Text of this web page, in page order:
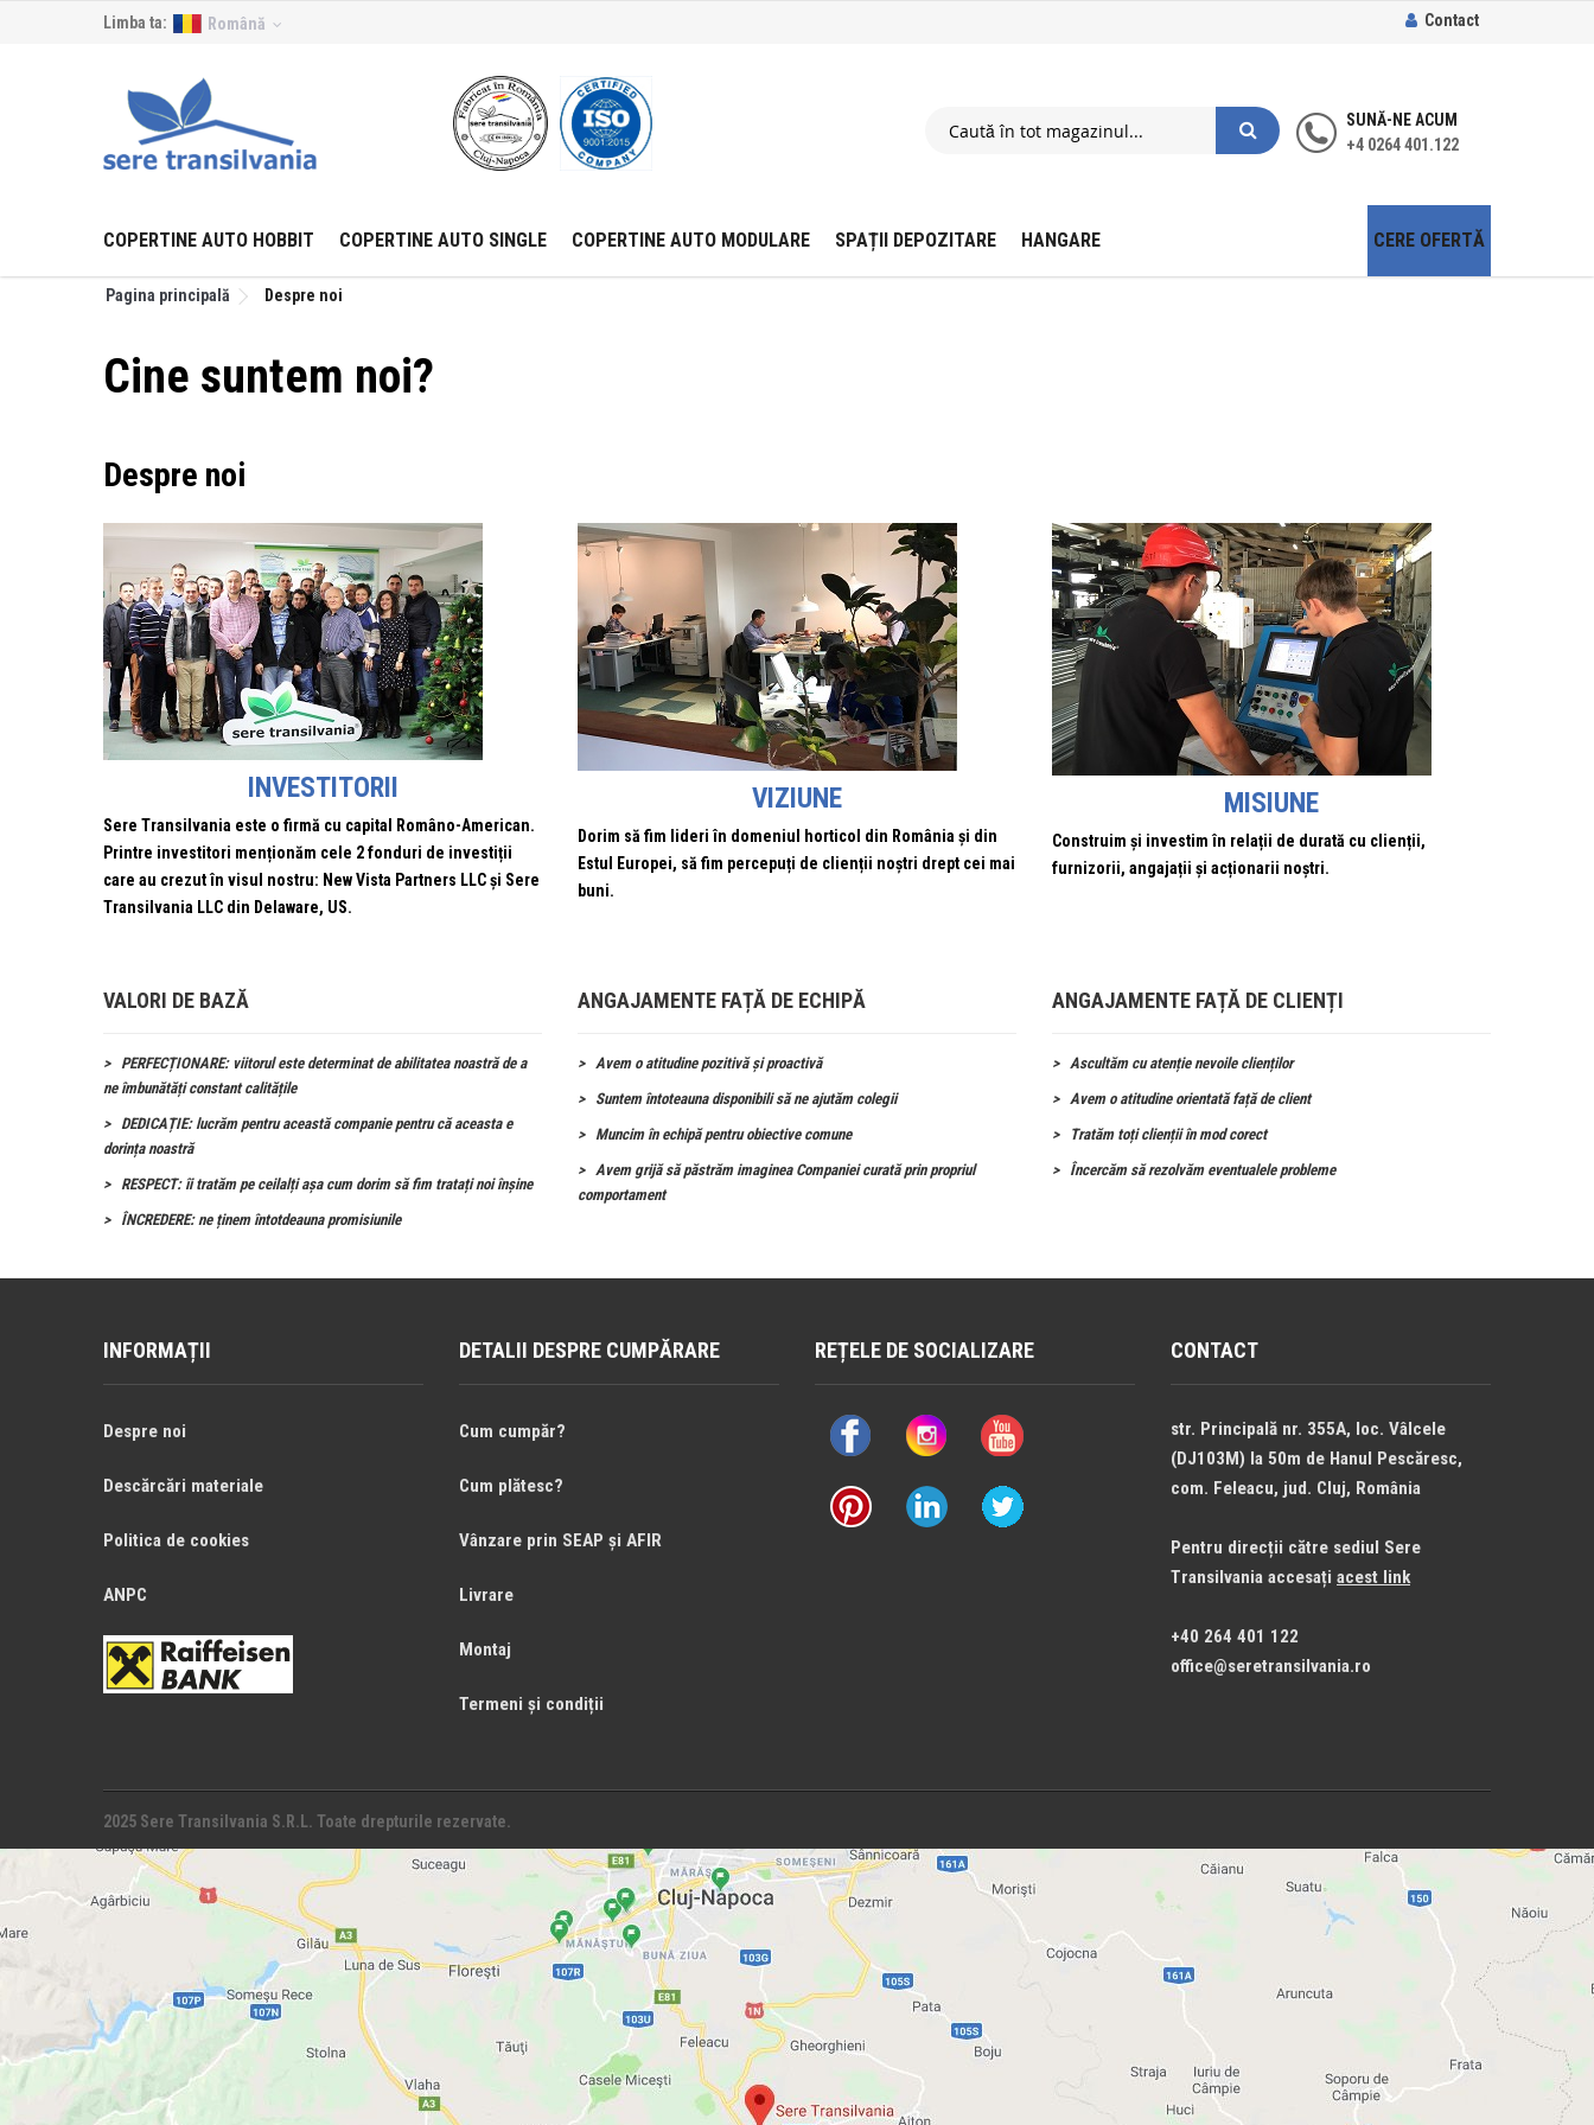
Limba ta: Română Contact
SUNĂ-NE ACUM
+4 0264 401.122
COPERTINE AUTO HOBBIT COPERTINE AUTO SINGLE COPERTINE AUTO MODULARE SPAȚII DEPOZITARE HANGARE CERE OFERTĂ
Pagina principală Despre noi
Cine suntem noi?
Despre noi
INVESTITORII
Sere Transilvania este o firmă cu capital Româno-American.
Printre investitori menționăm cele 2 fonduri de investiții
care au crezut în visul nostru: New Vista Partners LLC și Sere
Transilvania LLC din Delaware, US.
VIZIUNE
Dorim să fim lideri în domeniul horticol din România și din
Estul Europei, să fim percepuți de clienții noștri drept cei mai
buni.
MISIUNE
Construim și investim în relații de durată cu clienții,
furnizorii, angajații și acționarii noștri.
VALORI DE BAZĂ
PERFECȚIONARE: viitorul este determinat de abilitatea noastră de a
ne îmbunătăți constant calitățile
DEDICAȚIE: lucrăm pentru această companie pentru că aceasta e
dorința noastră
RESPECT: îi tratăm pe ceilalți așa cum dorim să fim tratați noi înșine
ÎNCREDERE: ne ținem întotdeauna promisiunile
ANGAJAMENTE FAȚĂ DE ECHIPĂ
Avem o atitudine pozitivă și proactivă
Suntem întoteauna disponibili să ne ajutăm colegii
Muncim în echipă pentru obiective comune
Avem grijă să păstrăm imaginea Companiei curată prin propriul
comportament
ANGAJAMENTE FAȚĂ DE CLIENȚI
Ascultăm cu atenție nevoile clienților
Avem o atitudine orientată față de client
Tratăm toți clienții în mod corect
Încercăm să rezolvăm eventualele probleme
INFORMAȚII
Despre noi
Descărcări materiale
Politica de cookies
ANPC
DETALII DESPRE CUMPĂRARE
Cum cumpăr?
Cum plătesc?
Vânzare prin SEAP și AFIR
Livrare
Montaj
Termeni și condiții
REȚELE DE SOCIALIZARE CONTACT
str. Principală nr. 355A, loc. Vâlcele
(DJ103M) la 50m de Hanul Pescăresc,
com. Feleacu, jud. Cluj, România
Pentru direcții către sediul Sere
Transilvania accesați acest link
+40 264 401 122
office@seretransilvania.ro
2025 Sere Transilvania S.R.L. Toate drepturile rezervate.